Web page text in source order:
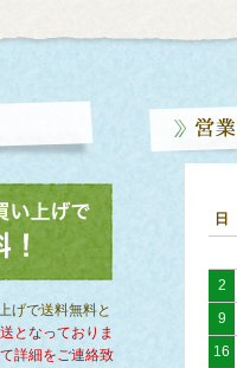
げで送料無料と
となっておりま
詳細をご連絡致
日
2
9
16